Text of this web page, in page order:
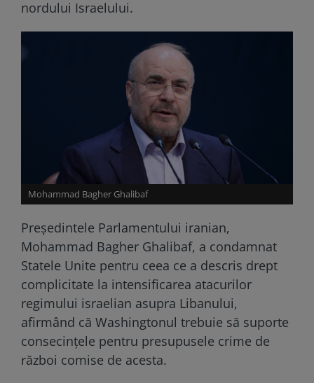
nordului Israelului.
Mohammad Bagher Ghalibaf
Președintele Parlamentului iranian,
Mohammad Bagher Ghalibaf, a condamnat
Statele Unite pentru ceea ce a descris drept
complicitate la intensificarea atacurilor
regimului israelian asupra Libanului,
afirmând că Washingtonul trebuie să suporte
consecințele pentru presupusele crime de
război comise de acesta.